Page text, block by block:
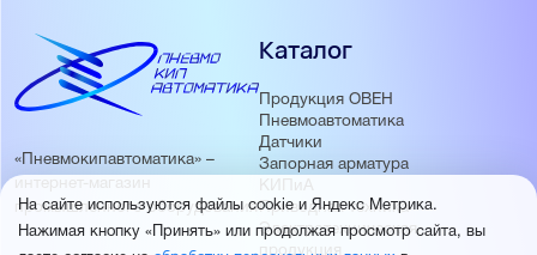
«Пневмокипавтоматика» –
интернет-магазин
промышленного оборудования
Каталог
Продукция ОВЕН
Пневмоавтоматика
Датчики
Запорная арматура
КИПиА
Приводная техника
Электротехническая
продукция
На сайте используются файлы cookie и Яндекс Метрика.
Нажимая кнопку «Принять» или продолжая просмотр сайта, вы